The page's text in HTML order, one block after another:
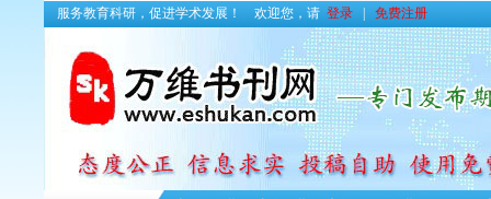
服务教育科研，促进学术发展！ 欢迎您，请 登录 免费注册